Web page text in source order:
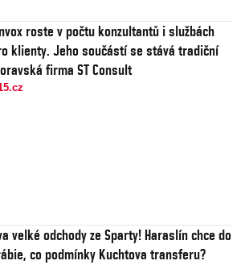
roste v počtu konzultantů i službách
klienty. Jeho součástí se stává tradiční
firma ST Consult
velké odchody ze Sparty! Haraslín chce do
co podmínky Kuchtova transferu?